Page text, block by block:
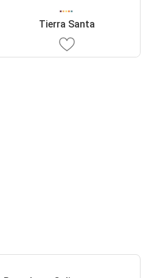
Tierra Santa